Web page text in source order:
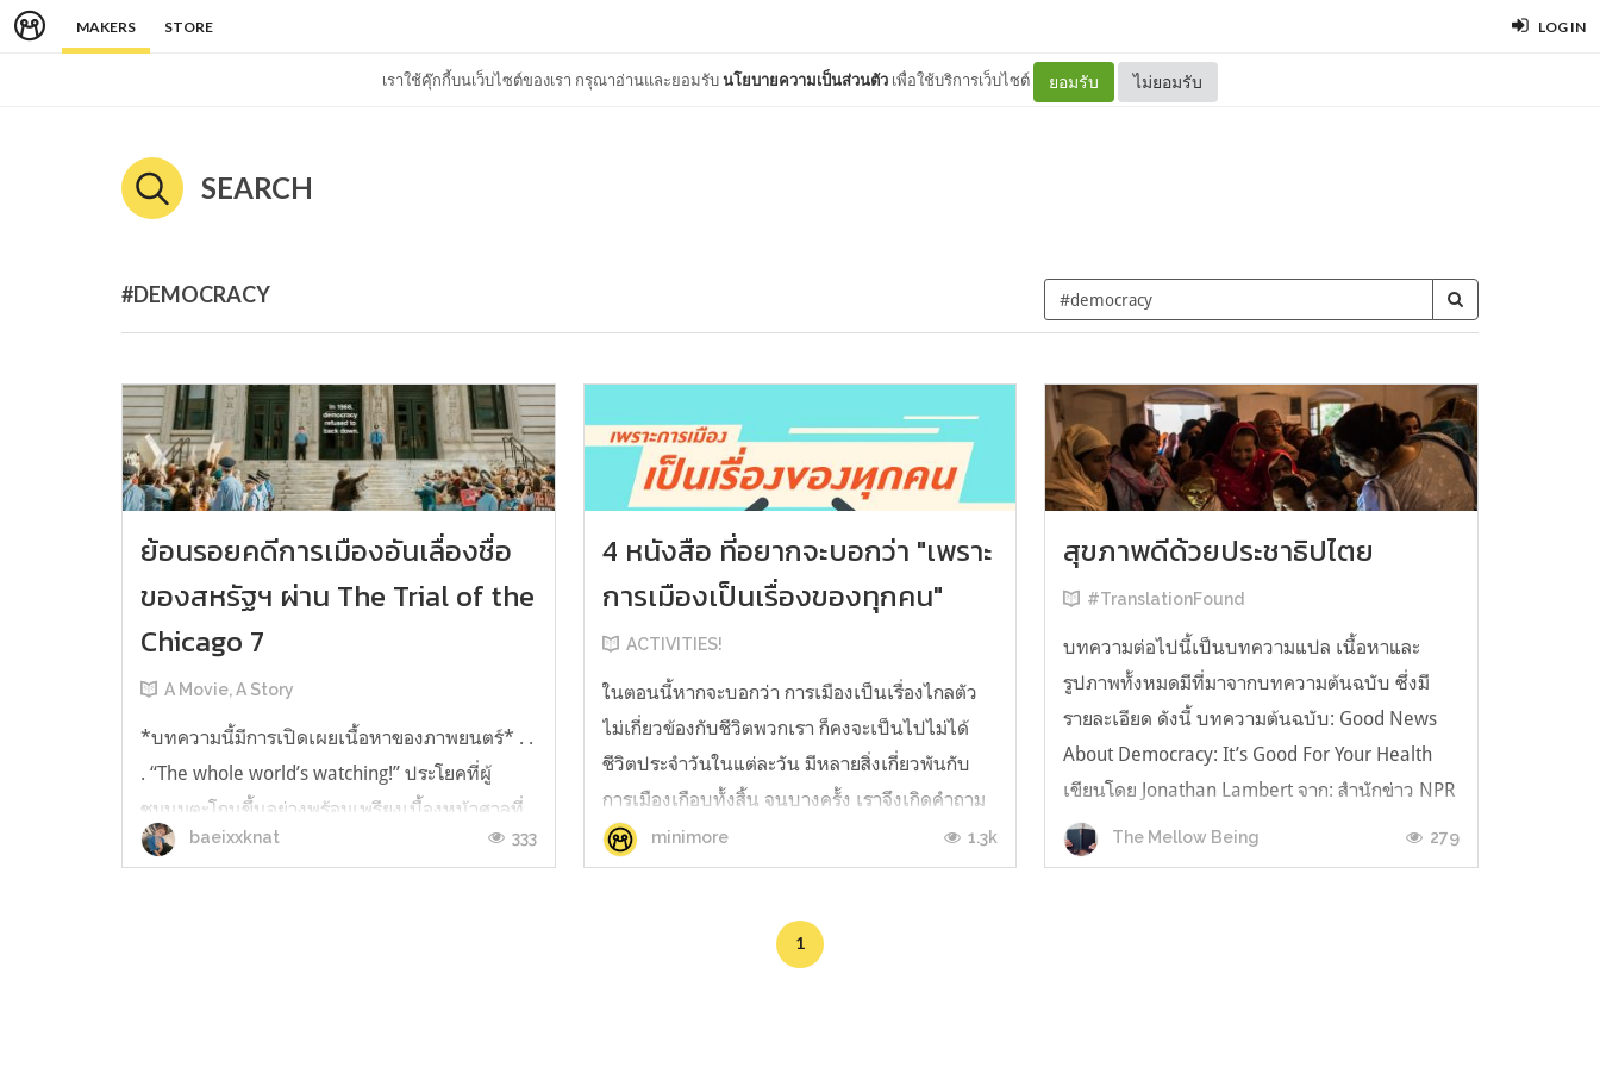
MAKERS STORE LOG IN
เราใช้คุ๊กกี้บนเว็บไซต์ของเรา กรุณาอ่านและยอมรับนโยบายความเป็นส่วนตัว เพื่อใช้บริการเว็บไซต์ ยอมรับ ไม่ยอมรับ
SEARCH
#DEMOCRACY
ย้อนรอยคดีการเมืองอันเลื่องชื่อ
ของสหรัฐฯ ผ่าน The Trial of the
Chicago 7
A Movie, A Story
*บทความนี้มีการเปิดเผยเนื้อหาของภาพยนตร์* . .
. “The whole world’s watching!” ประโยคที่ผู้
ชุมนุมตะโกนขึ้นอย่างพร้อมเพรียงเบื้องหน้าศาลที่
จะพิจารณาคดีเอาผิดแกนนําการ ชุมนุมต่อต้าน
baeixxknat 333
4 หนังสือ ที่อยากจะบอกว่า "เพราะ
การเมืองเป็นเรื่องของทุกคน"
ACTIVITIES!
ในตอนนี้หากจะบอกว่า การเมืองเป็นเรื่องไกลตัว
ไม่เกี่ยวข้องกับชีวิตพวกเรา ก็คงจะเป็นไปไม่ได้
ชีวิตประจำวันในแต่ละวัน มีหลายสิ่งเกี่ยวพันกับ
การเมืองเกือบทั้งสิ้น จนบางครั้ง เราจึงเกิดคำถาม
ว่า สิ่งนี้ไปรวมกับการเมืองได้อย่างไร ร่วมหาคำ
ตอบไปกับเซ็ตแนะนำหนังสือที่จะมาไขข้อสงสัยให้
minimore 1.3k
สุขภาพดีด้วยประชาธิปไตย
#TranslationFound
บทความต่อไปนี้เป็นบทความแปล เนื้อหาและ
รูปภาพทั้งหมดมีที่มาจากบทความต้นฉบับ ซึ่งมี
รายละเอียด ดังนี้ บทความต้นฉบับ: Good News
About Democracy: It’s Good For Your Health
เขียนโดย Jonathan Lambert จาก: สำนักข่าว NPR
(National Public Radio) เผยแพร่เมื่อวันที่: 4
กรกฎาคม 2562 [กลุ่มหญิงชาวปากีสถานกรูเ...
The Mellow Being 279
1